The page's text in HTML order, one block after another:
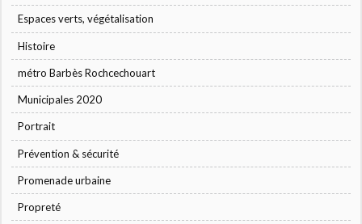
Espaces verts, végétalisation
Histoire
métro Barbès Rochcechouart
Municipales 2020
Portrait
Prévention & sécurité
Promenade urbaine
Propreté